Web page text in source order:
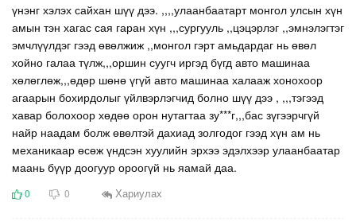
үнэнг хэлэх сайхан шүү дээ. ,,,,улаанбаатарт монгол улсын хүн
амын тэн хагас сая гаран хүн ,,,сургууль ,,цэцэрлэг ,,эмнэлэгтэг
эмчлүүлдэг гээд өвөлжиж ,,монгол гэрт амьдардаг нь өвөл
хойно галаа түлж,,,оршин суугч иргэд бүгд авто машинаа
хөлөглөж,,,өдөр шөнө үгүй авто машинаа халааж хонохоор
агаарын бохирдолыг үйлвэрлэгчид болно шүү дээ , ,,,тэгээд
хавар болохоор хөдөө орон нутагтаа зу***г,,,бас зүгээрчгүй
найр наадам болж өвөлтэй дахиад золгодог гээд хүн ам нь
механикаар өсөж үндсэн хуулийн эрхээ эдэлхээр улаанбаатар
маань бүүр доогуур ороогүй нь яамай даа.
0 0 Хариулах